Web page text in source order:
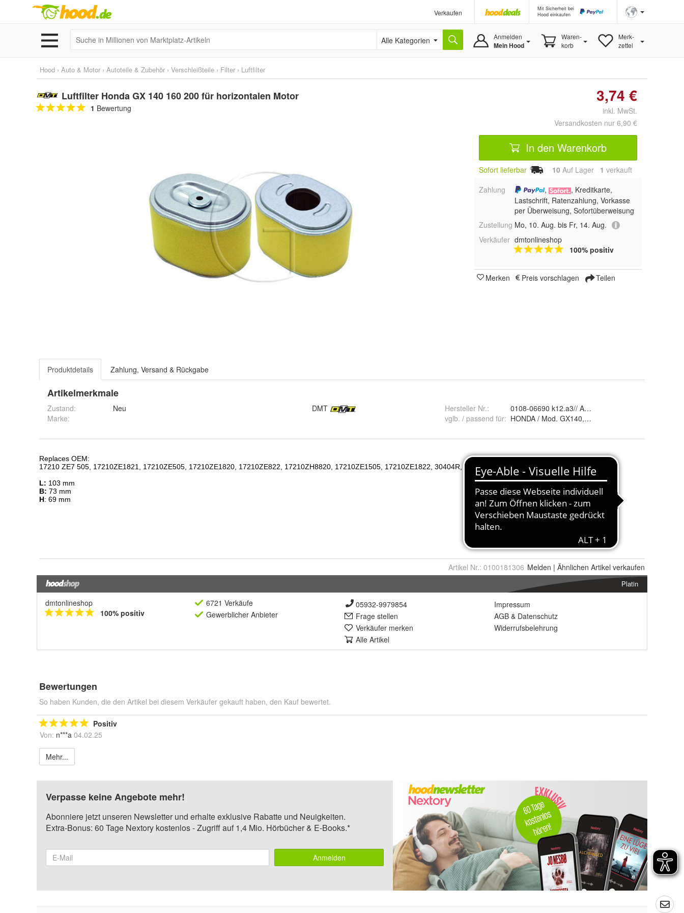
Verkaufen
Mit Sicherheit bei
Hood einkaufen
Alle Kategorien Anmelden
Mein Hood
Waren-
korb
Merk-
zettel
Hood › Auto & Motor › Autoteile & Zubehör › Verschleißteile › Filter › Luftfilter
Luftfilter Honda GX 140 160 200 für horizontalen Motor
1 Bewertung
3,74 €
inkl. MwSt.
Versandkosten nur 6,90 €
In den Warenkorb
Sofort lieferbar 10 Auf Lager 1 verkauft
Zahlung
,
, Kreditkarte,
Lastschrift, Ratenzahlung, Vorkasse
per Überweisung, Sofortüberweisung
Zustellung Mo, 10. Aug. bis Fr, 14. Aug.
Verkäufer dmtonlineshop
100% positiv
Merken Preis vorschlagen Teilen
Produktdetails Zahlung, Versand & Rückgabe
Artikelmerkmale
Zustand:
Neu
Marke:
DMT Hersteller Nr.:
0108-06690 k12.a3// AL.1D
vglb. / passend für: HONDA / Mod. GX140, GX160 = 5HP / Orig. 17210
Artikel Nr.: 0100181306 Melden | Ähnlichen Artikel verkaufen
Platin
dmtonlineshop
100% positiv
6721 Verkäufe
Gewerblicher Anbieter
05932-9979854
Frage stellen
Verkäufer merken
Alle Artikel
Impressum
AGB & Datenschutz
Widerrufsbelehrung
Bewertungen
So haben Kunden, die den Artikel bei diesem Verkäufer gekauft haben, den Kauf bewertet.
Positiv
Von: n***a 04.02.25
Mehr...
Verpasse keine Angebote mehr!
Abonniere jetzt unseren Newsletter und erhalte exklusive Rabatte und Neuigkeiten.
Extra-Bonus: 60 Tage Nextory kostenlos - Zugriff auf 1,4 Mio. Hörbücher & E-Books.*
Anmelden